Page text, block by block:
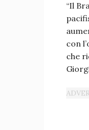
“Il
con
che